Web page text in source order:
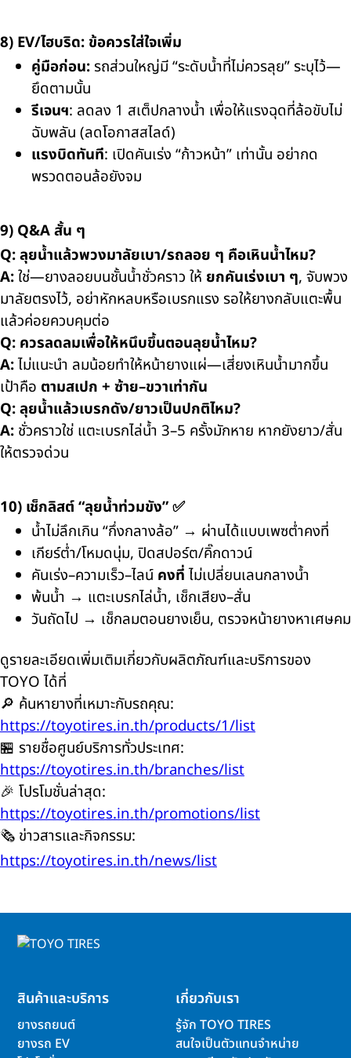
8) EV/ไฮบริด: ข้อควรใส่ใจเพิ่ม
คู่มือก่อน: รถส่วนใหญ่มี “ระดับน้ำที่ไม่ควรลุย” ระบุไว้—
ยึดตามนั้น
รีเจนฯ: ลดลง 1 สเต็ปกลางน้ำ เพื่อให้แรงฉุดที่ล้อขับไม่
ฉับพลัน (ลดโอกาสสไลด์)
แรงบิดทันที: เปิดคันเร่ง “ก้าวหน้า” เท่านั้น อย่ากด
พรวดตอนล้อยังจม
9) Q&A สั้น ๆ
Q: ลุยน้ำแล้วพวงมาลัยเบา/รถลอย ๆ คือเหินน้ำไหม?
A:ใช่—ยางลอยบนชั้นน้ำชั่วคราว ให้ ยกคันเร่งเบา ๆ, จับพวง
มาลัยตรงไว้, อย่าหักหลบหรือเบรกแรง รอให้ยางกลับแตะพื้น
แล้วค่อยควบคุมต่อ
Q: ควรลดลมเพื่อให้หนึบขึ้นตอนลุยน้ำไหม?
A:ไม่แนะนำ ลมน้อยทำให้หน้ายางแผ่—เสี่ยงเหินน้ำมากขึ้น
เป้าคือ ตามสเปก + ซ้าย–ขวาเท่ากัน
Q: ลุยน้ำแล้วเบรกดัง/ยาวเป็นปกติไหม?
A: ชั่วคราวใช่ แตะเบรกไล่น้ำ 3–5 ครั้งมักหาย หากยังยาว/สั่น
ให้ตรวจด่วน
10) เช็กลิสต์ “ลุยน้ำท่วมขัง” ✅
น้ำไม่ลึกเกิน “กึ่งกลางล้อ” → ผ่านได้แบบเพซต่ำคงที่
เกียร์ต่ำ/โหมดนุ่ม, ปิดสปอร์ต/คิ๊กดาวน์
คันเร่ง–ความเร็ว–ไลน์ คงที่ ไม่เปลี่ยนเลนกลางน้ำ
พ้นน้ำ → แตะเบรกไล่น้ำ, เช็กเสียง–สั่น
วันถัดไป → เช็กลมตอนยางเย็น, ตรวจหน้ายางหาเศษคม
ดูรายละเอียดเพิ่มเติมเกี่ยวกับผลิตภัณฑ์และบริการของ
TOYO ได้ที่
🔎 ค้นหายางที่เหมาะกับรถคุณ:
https://toyotires.in.th/products/1/list
🏪 รายชื่อศูนย์บริการทั่วประเทศ:
https://toyotires.in.th/branches/list
🎉 โปรโมชั่นล่าสุด:
https://toyotires.in.th/promotions/list
🗞️ ข่าวสารและกิจกรรม:
https://toyotires.in.th/news/list
สินค้าและบริการ
ยางรถยนต์
ยางรถ EV
เกี่ยวกับเรา
รู้จัก TOYO TIRES
สนใจเป็นตัวแทนจำหน่าย